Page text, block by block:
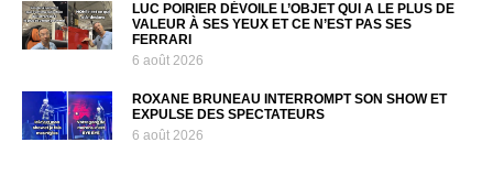
LUC POIRIER DÉVOILE L’OBJET QUI A LE PLUS DE
VALEUR À SES YEUX ET CE N’EST PAS SES
FERRARI
6 août 2026
ROXANE BRUNEAU INTERROMPT SON SHOW ET
EXPULSE DES SPECTATEURS
6 août 2026